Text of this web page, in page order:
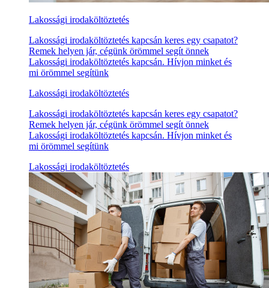
Lakossági irodaköltöztetés
Lakossági irodaköltöztetés kapcsán keres egy csapatot?
Remek helyen jár, cégünk örömmel segít önnek
Lakossági irodaköltöztetés kapcsán. Hívjon minket és
mi örömmel segítünk
Lakossági irodaköltöztetés
Lakossági irodaköltöztetés kapcsán keres egy csapatot?
Remek helyen jár, cégünk örömmel segít önnek
Lakossági irodaköltöztetés kapcsán. Hívjon minket és
mi örömmel segítünk
Lakossági irodaköltöztetés